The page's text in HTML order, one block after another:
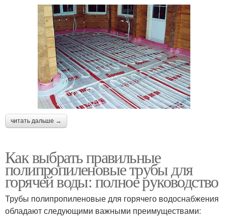
читать дальше →
Как выбрать правильные
полипропиленовые трубы для
горячей воды: полное руководство
Трубы полипропиленовые для горячего водоснабжения
обладают следующими важными преимуществами: